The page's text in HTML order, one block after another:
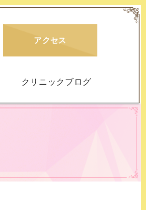
アクセス
クリニックブログ